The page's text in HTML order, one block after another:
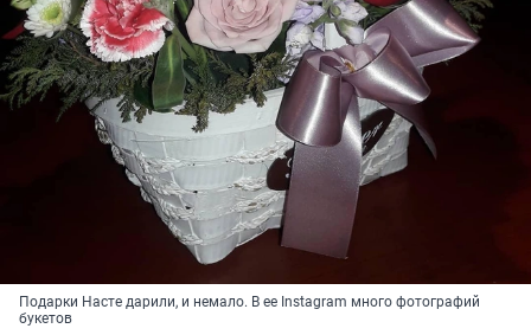
Подарки Насте дарили, и немало. В ее Instagram много фотографий
букетов